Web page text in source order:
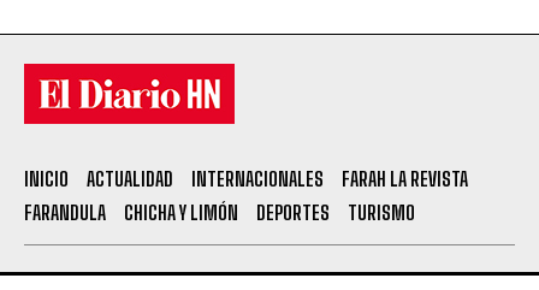
INICIO ACTUALIDAD INTERNACIONALES
FARAH LA REVISTA
FARANDULA
CHICHA Y LIMÓN DEPORTES TURISMO